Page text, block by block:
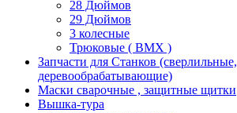
28 Дюймов
29 Дюймов
3 колесные
Трюковые ( BMX )
Запчасти для Станков (сверлильные,
деревообрабатывающие)
Маски сварочные , защитные щитки
Вышка-тура